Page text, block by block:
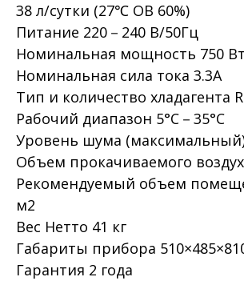
38 л/сутки (27℃ ОВ 60%)
Питание 220－240 В/50Гц
Номинальная мощность 750 Вт
Номинальная сила тока 3.3A
Тип и количество хладагента
Рабочий диапазон 5°C－35°C
Уровень шума
Объем прокачиваемого
Рекомендуемый объем
м2
Вес Нетто 41 кг
Габариты прибора
Гарантия 2 года